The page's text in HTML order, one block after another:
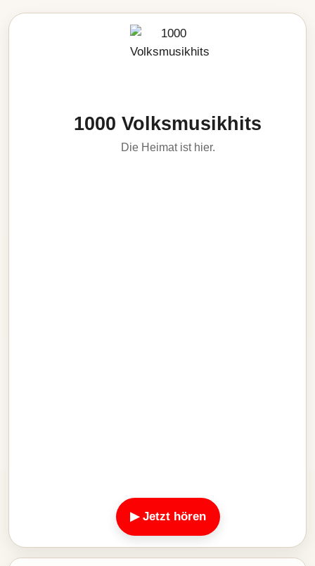
1000 Volksmusikhits
Die Heimat ist hier.
▶ Jetzt hören